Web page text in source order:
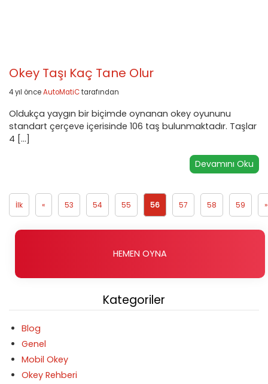
Okey Taşı Kaç Tane Olur
4 yıl önceAutoMatiCtarafından
Oldukça yaygın bir biçimde oynanan okey oyununu
standart çerçeve içerisinde 106 taş bulunmaktadır. Taşlar
4 […]
Devamını Oku
İlk « 53 54 55 56 57 58 59 »
HEMEN OYNA
Kategoriler
Blog
Genel
Mobil Okey
Okey Rehberi